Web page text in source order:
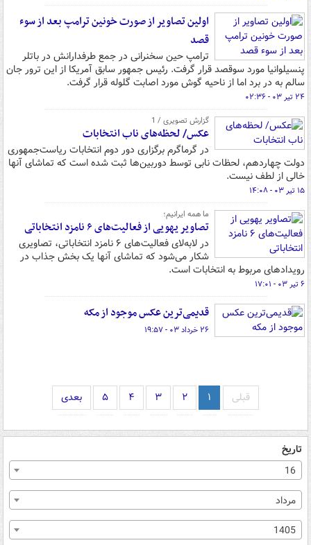
اولین تصاویر از صورت خونین ترامپ بعد از سوء
قصد
ترامپ حین سخنرانی در جمع طرفدارانش در باتلر
پنسیلوانیا مورد سوقصد قرار گرفت. رئیس جمهور سابق آمریکا از این ترور جان
سالم به در برد اما از ناحیه گوش مورد اصابت گلوله قرار گرفت.
۲۴ تیر ۰۳ - ۰۲:۳۶
گزارش تصویری / 1
عکس/ لحظه‌های ناب انتخابات
در گرماگرم برگزاری دور دوم انتخابات ریاست‌جمهوری
دولت چهاردهم، لحظات نابی توسط دوربین‌ها ثبت شده است که تماشای آنها
خالی از لطف نیست.
۱۵ تیر ۰۳ - ۱۴:۰۸
ما همه ایرانیم؛
تصاویر یهویی از فعالیت‌های ۶ نامزد انتخاباتی
در لابه‌لای فعالیت‌های ۶ نامزد انتخاباتی، تصاویری
شکار می‌شود که تماشای آنها یک بخش جذاب در
رویدادهای مربوط به انتخابات است.
۶ تیر ۰۳ - ۱۷:۰۱
قدیمی‌ترین عکس موجود از مکه
۲۶ خرداد ۰۳ - ۱۹:۵۷
قبلی ۱ ۲ ۳ ۴ ۵ بعدی
تاریخ
16
مرداد
1405